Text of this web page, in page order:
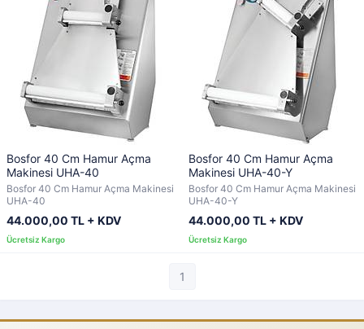
Bosfor 40 Cm Hamur Açma
Makinesi UHA-40
Bosfor 40 Cm Hamur Açma Makinesi
UHA-40
44.000,00 TL + KDV
Bosfor 40 Cm Hamur Açma
Makinesi UHA-40-Y
Bosfor 40 Cm Hamur Açma Makinesi
UHA-40-Y
44.000,00 TL + KDV
1